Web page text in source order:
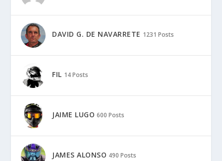
DAVID G. DE NAVARRETE 1231 Posts
FIL 14 Posts
JAIME LUGO 600 Posts
JAMES ALONSO 490 Posts